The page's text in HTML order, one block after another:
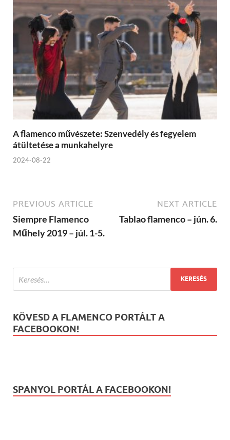
A flamenco művészete: Szenvedély és fegyelem
átültetése a munkahelyre
2024-08-22
PREVIOUS ARTICLE
Siempre Flamenco
Műhely 2019 – júl. 1-5.
NEXT ARTICLE
Tablao flamenco – jún. 6.
KÖVESD A FLAMENCO PORTÁLT A
FACEBOOKON!
SPANYOL PORTÁL A FACEBOOKON!